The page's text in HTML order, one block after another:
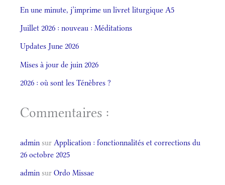
En une minute, j’imprime un livret liturgique A5
Juillet 2026 : nouveau : Méditations
Updates June 2026
Mises à jour de juin 2026
2026 : où sont les Ténèbres ?
Commentaires :
admin sur Application : fonctionnalités et corrections du
26 octobre 2025
admin sur Ordo Missae